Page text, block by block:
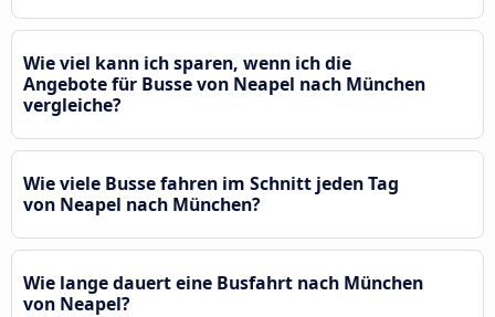
Wie viel kann ich sparen, wenn ich die
Angebote für Busse von Neapel nach München
vergleiche?
Wie viele Busse fahren im Schnitt jeden Tag
von Neapel nach München?
Wie lange dauert eine Busfahrt nach München
von Neapel?